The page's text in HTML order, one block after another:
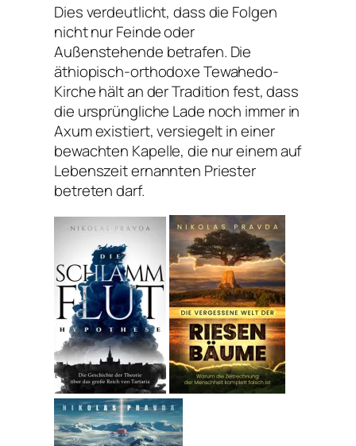
Dies verdeutlicht, dass die Folgen
nicht nur Feinde oder
Außenstehende betrafen. Die
äthiopisch-orthodoxe Tewahedo-
Kirche hält an der Tradition fest, dass
die ursprüngliche Lade noch immer in
Axum existiert, versiegelt in einer
bewachten Kapelle, die nur einem auf
Lebenszeit ernannten Priester
betreten darf.